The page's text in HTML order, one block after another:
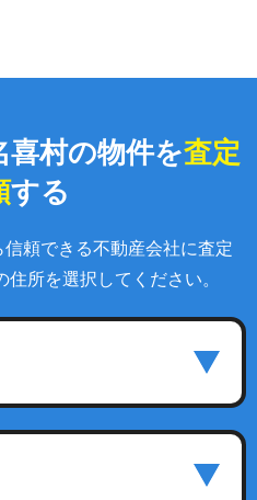
喜村の物件を査定
する
頼できる不動産会社に査定
所を選択してください。